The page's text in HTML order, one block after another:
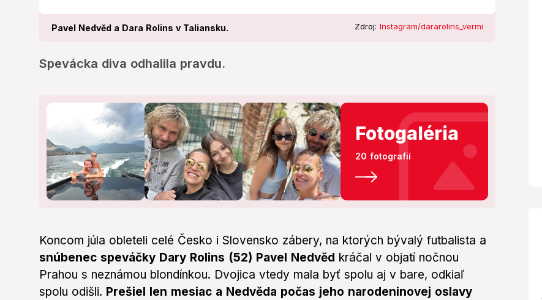
Pavel Nedvěd a Dara Rolins v Taliansku. Zdroj: Instagram/dararolins_vermi
Spevácka diva odhalila pravdu.
Fotogaléria
20 fotografií
Koncom júla obleteli celé Česko i Slovensko zábery, na ktorých bývalý futbalista a
snúbenec speváčky Dary Rolins (52) Pavel Nedvěd kráčal v objatí nočnou
Prahou s neznámou blondínkou. Dvojica vtedy mala byť spolu aj v bare, odkiaľ
spolu odišli. Prešiel len mesiac a Nedvěda počas jeho narodeninovej oslavy